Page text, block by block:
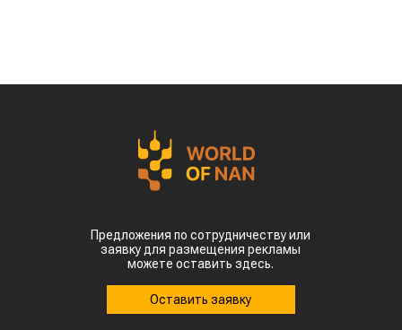
Предложения по сотрудничеству или
заявку для размещения рекламы
можете оставить здесь.
Оставить заявку